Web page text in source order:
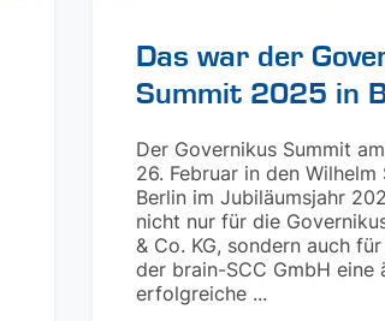
Das war der
Summit 2025 in
Der Governikus Summit
26. Februar in den Wilhelm
Berlin im Jubiläumsjahr
nicht nur für die
& Co. KG, sondern auch
der brain-SCC GmbH eine
erfolgreiche ...